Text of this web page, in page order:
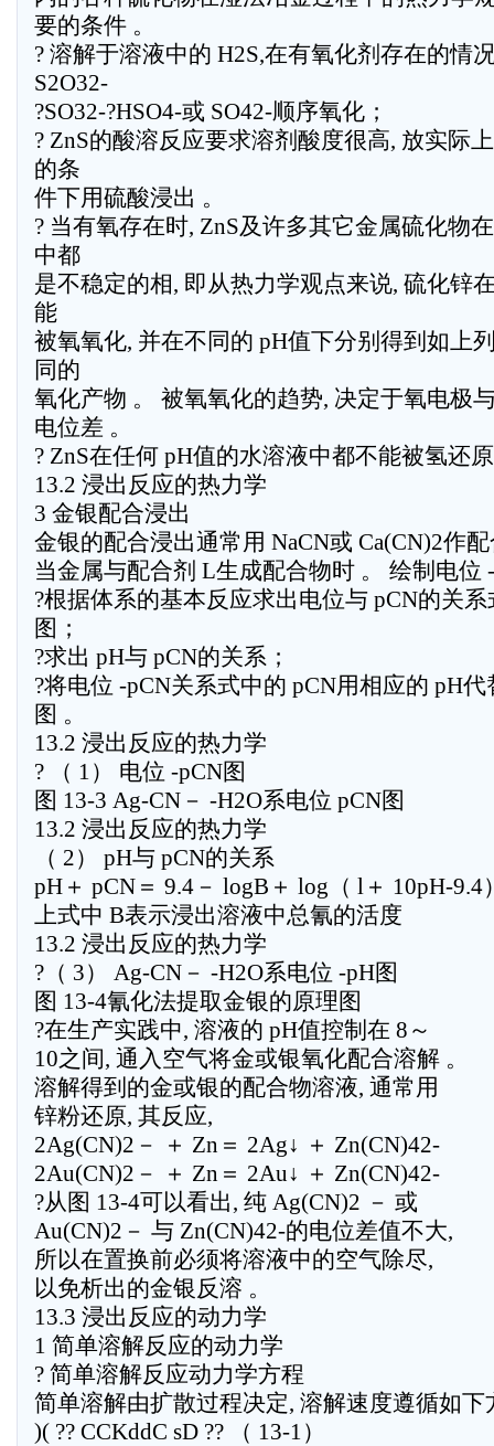
要的条件 。
? 溶解于溶液中的 H2S,在有氧化剂存在的情
S2O32-
?SO32-?HSO4-或 SO42-顺序氧化；
? ZnS的酸溶反应要求溶剂酸度很高, 放实际
的条
件下用硫酸浸出 。
? 当有氧存在时, ZnS及许多其它金属硫化物
中都
是不稳定的相, 即从热力学观点来说, 硫化锌
能
被氧氧化, 并在不同的 pH值下分别得到如上
同的
氧化产物 。 被氧氧化的趋势, 决定于氧电极
电位差 。
? ZnS在任何 pH值的水溶液中都不能被氢还
13.2 浸出反应的热力学
3 金银配合浸出
金银的配合浸出通常用 NaCN或 Ca(CN)2作
当金属与配合剂 L生成配合物时 。 绘制电位
?根据体系的基本反应求出电位与 pCN的关
图；
?求出 pH与 pCN的关系；
?将电位 -pCN关系式中的 pCN用相应的 pH
图 。
13.2 浸出反应的热力学
? （ 1） 电位 -pCN图
图 13-3 Ag-CN－ -H2O系电位 pCN图
13.2 浸出反应的热力学
（ 2） pH与 pCN的关系
pH＋ pCN＝ 9.4－ logB＋ log（ l＋ 10pH-9.4
上式中 B表示浸出溶液中总氰的活度
13.2 浸出反应的热力学
?（ 3） Ag-CN－ -H2O系电位 -pH图
图 13-4氰化法提取金银的原理图
?在生产实践中, 溶液的 pH值控制在 8～
10之间, 通入空气将金或银氧化配合溶解 。
溶解得到的金或银的配合物溶液, 通常用
锌粉还原, 其反应,
2Ag(CN)2－ ＋ Zn＝ 2Ag↓ ＋ Zn(CN)42-
2Au(CN)2－ ＋ Zn＝ 2Au↓ ＋ Zn(CN)42-
?从图 13-4可以看出, 纯 Ag(CN)2 － 或
Au(CN)2－ 与 Zn(CN)42-的电位差值不大,
所以在置换前必须将溶液中的空气除尽,
以免析出的金银反溶 。
13.3 浸出反应的动力学
1 简单溶解反应的动力学
? 简单溶解反应动力学方程
简单溶解由扩散过程决定, 溶解速度遵循如下
)( ?? CCKddC sD ?? （ 13-1）